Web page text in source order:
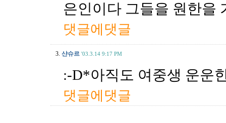
은인이다 그들을 원한을
댓글에댓글
3. 샨슈르 '03.3.14 9:17 PM
:-D*아직도 여중생 운운
댓글에댓글